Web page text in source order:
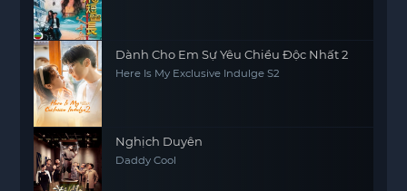
Dành Cho Em Sự Yêu Chiều Độc Nhất 2
Here Is My Exclusive Indulge S2
Nghịch Duyên
Daddy Cool